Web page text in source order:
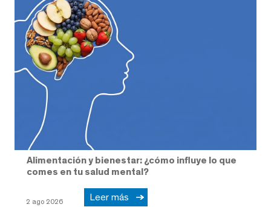
Alimentación y bienestar: ¿cómo influye lo que
comes en tu salud mental?
2 ago 2026 Leer más